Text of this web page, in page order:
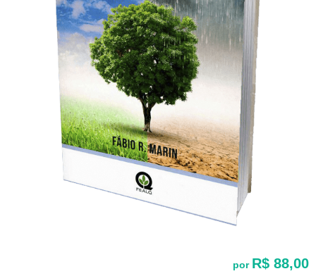
por R$ 88,00